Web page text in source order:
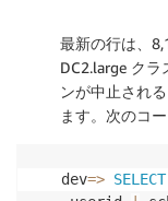
最新の行は、
DC2.large ク
ンが中止され
ます。次のコ
dev=> SELECT